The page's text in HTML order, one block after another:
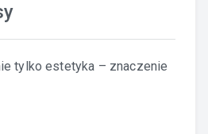
tylko estetyka – znaczenie